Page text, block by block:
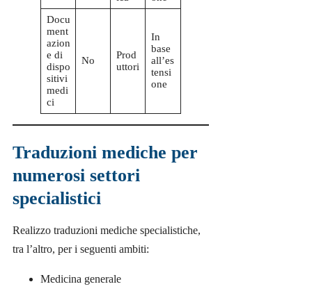
Docu
ment
azion
e di
dispo
sitivi
medi
ci
No
Prod
uttori
In
base
all’es
tensi
one
Traduzioni mediche per
numerosi settori
specialistici
Realizzo traduzioni mediche specialistiche,
tra l’altro, per i seguenti ambiti:
Medicina generale